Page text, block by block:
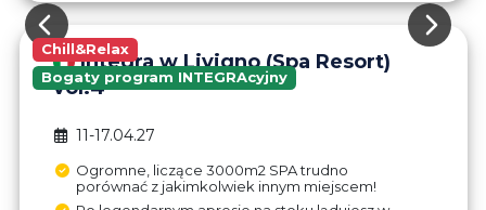
Chill&Relax
Bogaty program INTEGRAcyjny
Integra w Livigno (Spa Resort)
vol.4
11-17.04.27
Ogromne, liczące 3000m2 SPA trudno
porównać z jakimkolwiek innym miejscem!